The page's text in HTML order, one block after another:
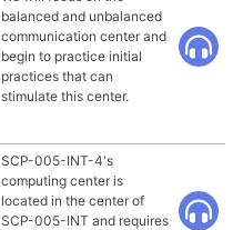
balanced and unbalanced
communication center and
begin to practice initial
practices that can
stimulate this center.
SCP-005-INT-4's
computing center is
located in the center of
SCP-005-INT and requires